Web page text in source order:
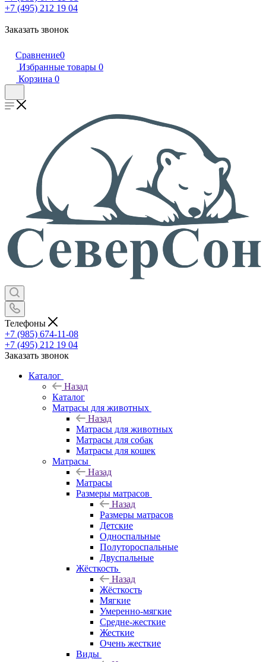
+7 (495) 212 19 04
Заказать звонок
Сравнение0
Избранные товары 0
Корзина 0
Телефоны
+7 (985) 674-11-08
+7 (495) 212 19 04
Заказать звонок
Каталог
Назад
Каталог
Матрасы для животных
Назад
Матрасы для животных
Матрасы для собак
Матрасы для кошек
Матрасы
Назад
Матрасы
Размеры матрасов
Назад
Размеры матрасов
Детские
Односпальные
Полутороспальные
Двуспальные
Жёсткость
Назад
Жёсткость
Мягкие
Умеренно-мягкие
Средне-жесткие
Жесткие
Очень жесткие
Виды